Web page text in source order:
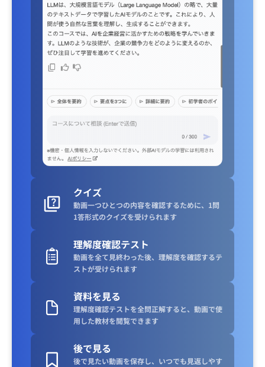
クイズ
動画一つひとつの内容を確認するために、1問
1答形式のクイズを受けられます
理解度確認テスト
動画を全て見終わった後、理解度を確認するテ
ストが受けられます
資料を見る
理解度確認テストを全問正解すると、動画で使
用した教材を閲覧できます
後で見る
後で見たい動画を保存し、いつでも見返しやす